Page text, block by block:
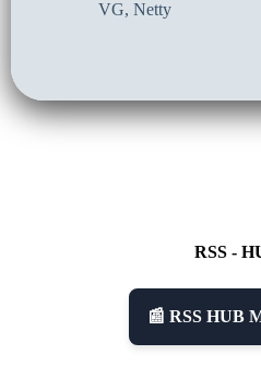
VG, Netty
RSS -
📰 RSS HUB